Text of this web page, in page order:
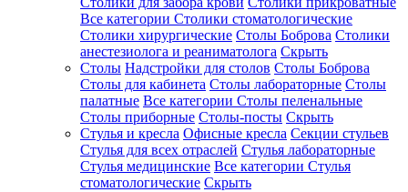
Все категории Столики стоматологические
Столики хирургические Столы Боброва Столики
анестезиолога и реаниматолога Скрыть
Столы Надстройки для столов Столы Боброва
Столы для кабинета Столы лабораторные Столы
палатные Все категории Столы пеленальные
Столы приборные Столы-посты Скрыть
Стулья и кресла Офисные кресла Секции стульев
Стулья для всех отраслей Стулья лабораторные
Стулья медицинские Все категории Стулья
стоматологические Скрыть